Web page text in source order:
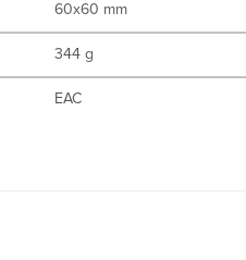
a
s
60x60 mm
344 g
EAC